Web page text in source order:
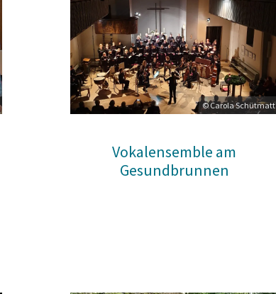
© Carola Schütmatt
Vokalensemble am
Gesundbrunnen